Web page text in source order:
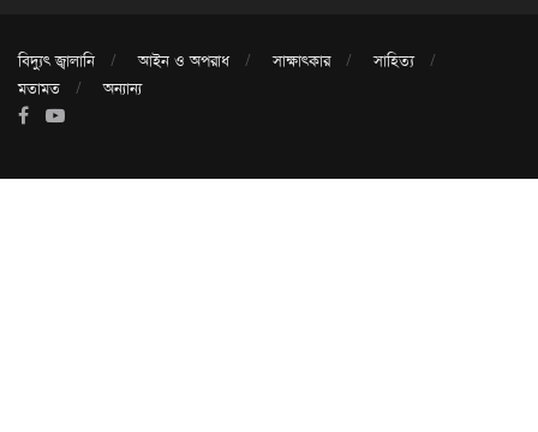
বিদ্যুৎ জ্বালানি আইন ও অপরাধ সাক্ষাৎকার
সাহিত্য
মতামত
অন্যান্য